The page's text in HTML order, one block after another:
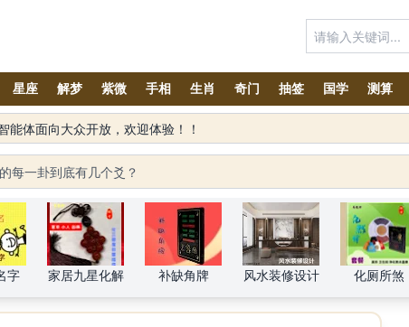
星座 解梦 紫微 手相 生肖 奇门 抽签 国学 测算
每一卦到底有几个爻？
字 家居九星化解 补缺角牌 风水装修设计 化厕所煞